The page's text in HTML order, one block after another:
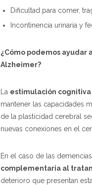
Dificultad para comer,
Incontinencia urinaria y
¿Cómo podemos
Alzheimer?
La estimulación cognitiva
mantener las capacidades
de la plasticidad cerebral
nuevas conexiones en el
En el caso de las demencias,
complementaria al
deterioro que presentan